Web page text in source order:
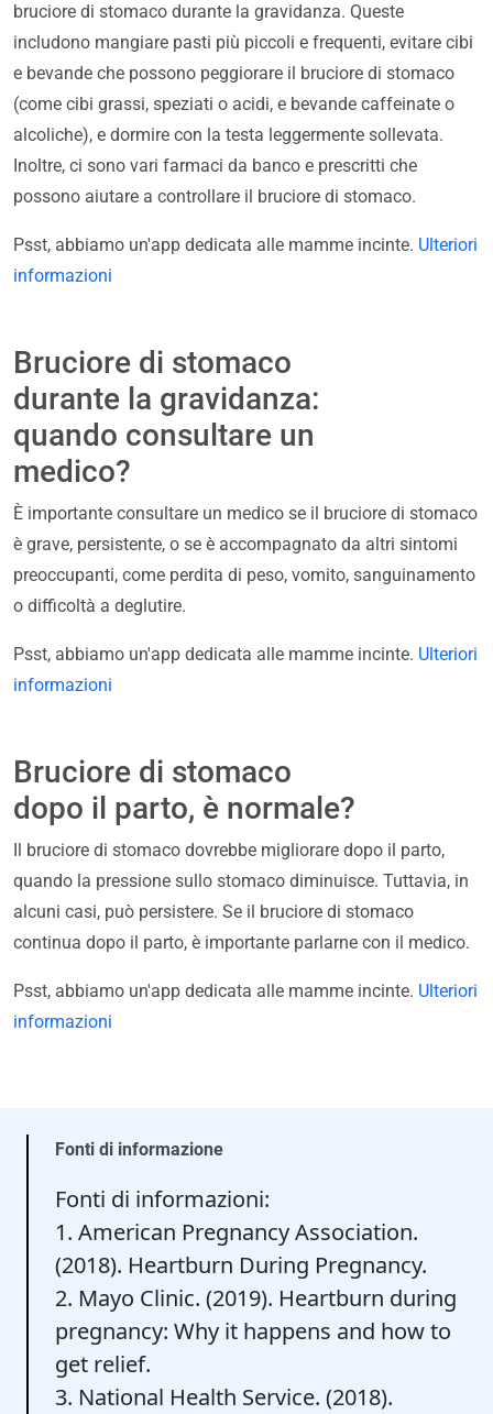
bruciore di stomaco durante la gravidanza. Queste
includono mangiare pasti più piccoli e frequenti, evitare cibi
e bevande che possono peggiorare il bruciore di stomaco
(come cibi grassi, speziati o acidi, e bevande caffeinate o
alcoliche), e dormire con la testa leggermente sollevata.
Inoltre, ci sono vari farmaci da banco e prescritti che
possono aiutare a controllare il bruciore di stomaco.
Psst, abbiamo un'app dedicata alle mamme incinte. Ulteriori
informazioni
Bruciore di stomaco
durante la gravidanza:
quando consultare un
medico?
È importante consultare un medico se il bruciore di stomaco
è grave, persistente, o se è accompagnato da altri sintomi
preoccupanti, come perdita di peso, vomito, sanguinamento
o difficoltà a deglutire.
Psst, abbiamo un'app dedicata alle mamme incinte. Ulteriori
informazioni
Bruciore di stomaco
dopo il parto, è normale?
Il bruciore di stomaco dovrebbe migliorare dopo il parto,
quando la pressione sullo stomaco diminuisce. Tuttavia, in
alcuni casi, può persistere. Se il bruciore di stomaco
continua dopo il parto, è importante parlarne con il medico.
Psst, abbiamo un'app dedicata alle mamme incinte. Ulteriori
informazioni
Fonti di informazione
Fonti di informazioni:
1. American Pregnancy Association.
(2018). Heartburn During Pregnancy.
2. Mayo Clinic. (2019). Heartburn during
pregnancy: Why it happens and how to
get relief.
3. National Health Service. (2018).